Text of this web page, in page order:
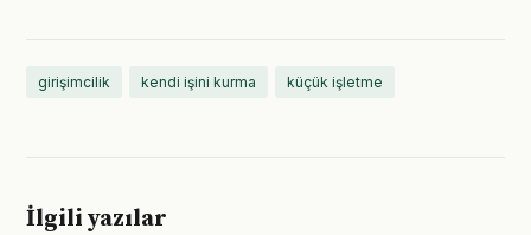
girişimcilik kendi işini kurma küçük işletme
İlgili yazılar